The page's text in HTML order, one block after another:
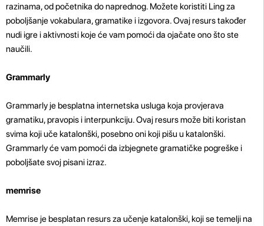
razinama, od početnika do naprednog. Možete koristiti Ling za
poboljšanje vokabulara, gramatike i izgovora. Ovaj resurs također
nudi igre i aktivnosti koje će vam pomoći da ojačate ono što ste
naučili.
Grammarly
Grammarly je besplatna internetska usluga koja provjerava
gramatiku, pravopis i interpunkciju. Ovaj resurs može biti koristan
svima koji uče katalonški, posebno oni koji pišu u katalonški.
Grammarly će vam pomoći da izbjegnete gramatičke pogreške i
poboljšate svoj pisani izraz.
memrise
Memrise je besplatan resurs za učenje katalonški, koji se temelji na